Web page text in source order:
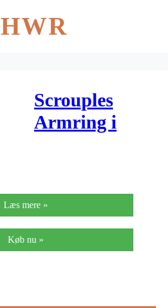
HWR
Scrouples
Armring i
Læs mere »
Køb nu »